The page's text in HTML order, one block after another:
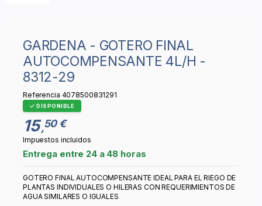
GARDENA - GOTERO FINAL
AUTOCOMPENSANTE 4L/H -
8312-29
Referencia 4078500831291
DISPONIBLE
15 ,50 €
Impuestos incluidos
Entrega entre 24 a 48 horas
GOTERO FINAL AUTOCOMPENSANTE IDEAL PARA EL RIEGO DE
PLANTAS INDIVIDUALES O HILERAS CON REQUERIMIENTOS DE
AGUA SIMILARES O IGUALES